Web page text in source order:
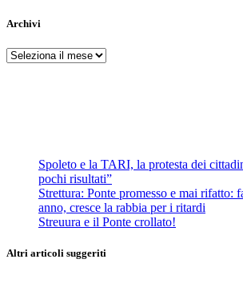
Archivi
Archivi
Spoleto e la TARI, la protesta dei
pochi risultati”
Strettura: Ponte promesso e mai rifatto:
anno, cresce la rabbia per i ritardi
Streuura e il Ponte crollato!
Altri articoli suggeriti